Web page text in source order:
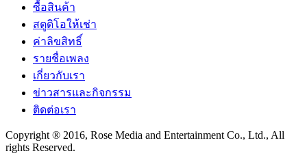
ซื้อสินค้า
สตูดิโอให้เช่า
ค่าลิขสิทธิ์
รายชื่อเพลง
เกี่ยวกับเรา
ข่าวสารและกิจกรรม
ติดต่อเรา
Copyright ® 2016, Rose Media and Entertainment Co., Ltd., All
rights Reserved.